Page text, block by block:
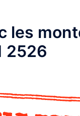
les
2526